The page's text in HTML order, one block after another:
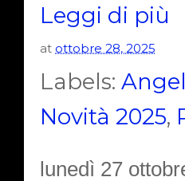
Leggi di più
at ottobre 28, 2025
Labels:
Novità 2025,
lunedì 27